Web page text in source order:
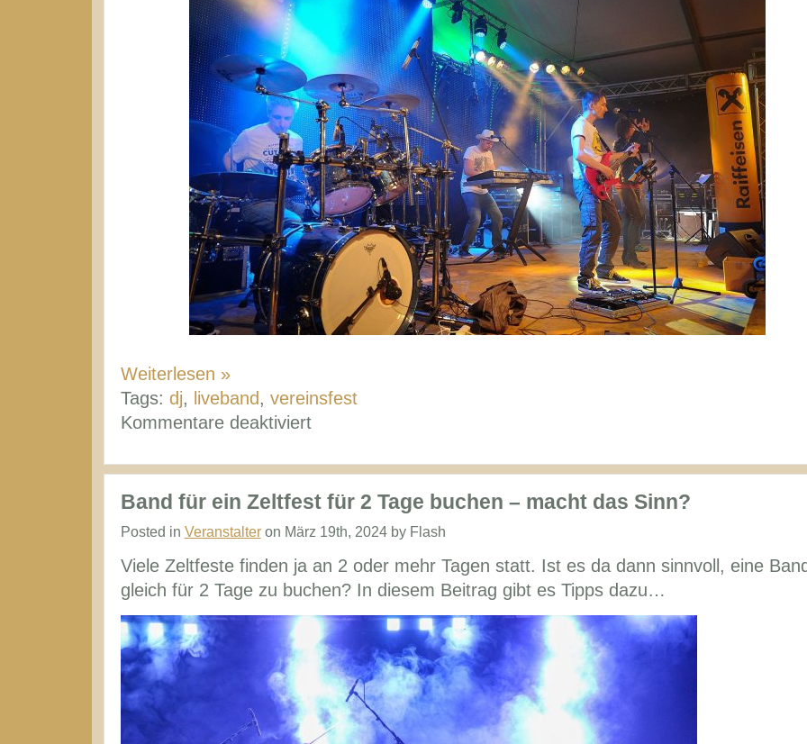
Weiterlesen »
Tags: dj, liveband , vereinsfest
Kommentare deaktiviertfür
oder
DJ
das
Vereinsfest
buchen?
Band für ein Zeltfest für 2 Tage buchen – macht das Sinn?
Posted in Veranstalteron März 19th, 2024 by Flash
Viele Zeltfeste finden ja an 2 oder mehr Tagen statt. Ist es da dann sinnvoll, eine
gleich für 2 Tage zu buchen? In diesem Beitrag gibt es Tipps dazu…